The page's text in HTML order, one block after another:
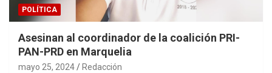
POLÍTICA
Asesinan al coordinador de la coalición PRI-
PAN-PRD en Marquelia
mayo 25, 2024 Redacción